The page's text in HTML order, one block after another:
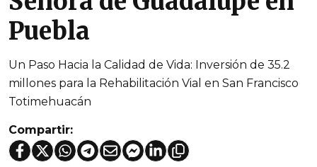
Puebla
Un Paso Hacia la Calidad de Vida: Inversión de 35.2
millones para la Rehabilitación Vial en San Francisco
Totimehuacán
Compartir: